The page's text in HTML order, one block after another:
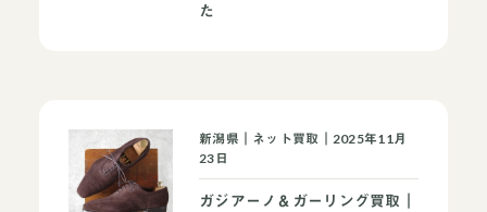
た
新潟県｜ネット買取｜2025年11月
23日
ガジアーノ＆ガーリング買取｜